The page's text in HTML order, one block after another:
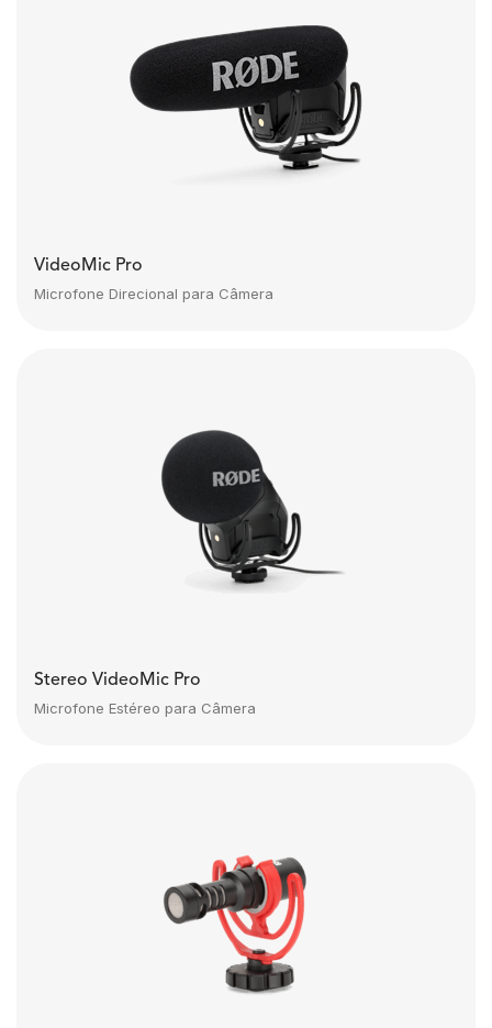
VideoMic Pro
Microfone Direcional para Câmera
Stereo VideoMic Pro
Microfone Estéreo para Câmera